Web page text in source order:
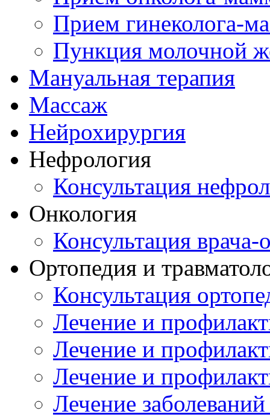
Прием гинеколога-
Пункция молочной
Мануальная терапия
Массаж
Нейрохирургия
Нефрология
Консультация
Онкология
Консультация врача-
Ортопедия и
Консультация
Лечение и
Лечение и
Лечение и
Лечение